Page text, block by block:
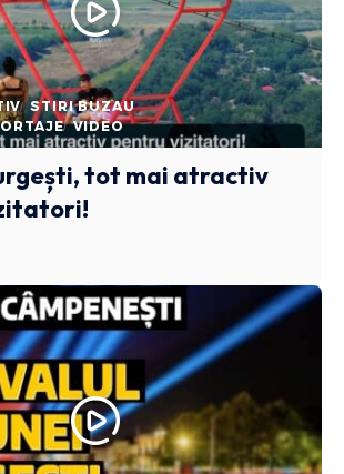
STIRI BUZAU
VIDEO
tot mai atractiv